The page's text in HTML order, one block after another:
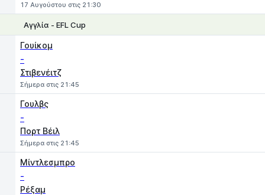
17 Αυγούστου στις 21:30
Αγγλία - EFL Cup
Γουίκομ
-
Στιβενέιτζ
Σήμερα στις 21:45
Γουλβς
-
Πορτ Βέιλ
Σήμερα στις 21:45
Μίντλεσμπρο
-
Ρέξαμ